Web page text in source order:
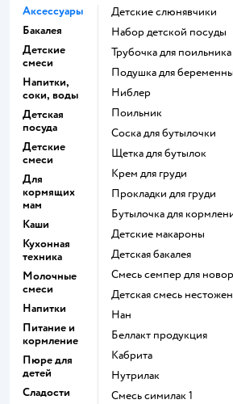
Аксессуары
Бакалея
Детские
смеси
Напитки,
соки, воды
Детская
посуда
Детские
смеси
Для
кормящих
мам
Каши
Кухонная
техника
Молочные
смеси
Напитки
Питание и
кормление
Пюре для
детей
Сладости
Детские слюнявчики
набор детской посуды
трубочка для поильника
подушка для
ниблер
поильник
соска для бутылочки
щетка для бутылок
крем для груди
прокладки для груди
бутылочка для
детские макароны
детская бакалея
смесь семпер для
детская смесь нестожен
нан
беллакт продукция
кабрита
нутрилак
смесь симилак 1